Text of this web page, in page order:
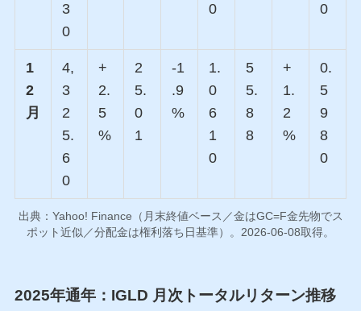
3
0
0
0
1
2
月
4,
3
2
5.
6
0
+
2.
5
%
2
5.
0
1
-1
.9
%
1.
0
6
1
0
5
5.
8
8
+
1.
2
%
0.
5
9
8
0
出典：Yahoo! Finance（月末終値ベース／金はGC=F金先物でス
ポット近似／分配金は権利落ち日基準）。2026-06-08取得。
2025年通年：IGLD 月次トータルリターン推移